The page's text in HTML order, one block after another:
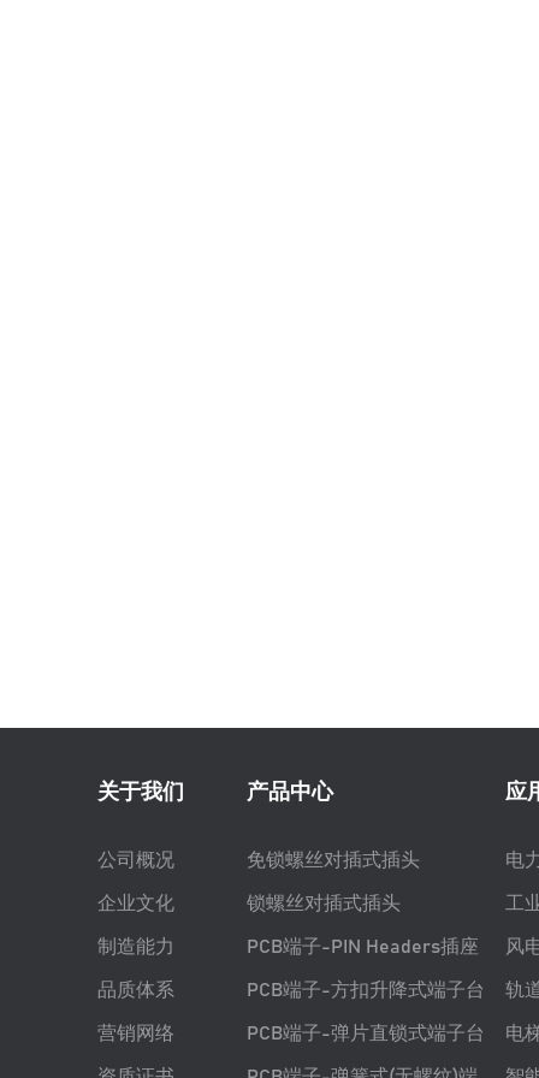
关于我们
公司概况
企业文化
制造能力
品质体系
营销网络
产品中心
免锁螺丝对插式插头
锁螺丝对插式插头
PCB端子-PIN Headers插座
PCB端子-方扣升降式端子台
PCB端子-弹片直锁式端子台
应
电
工
风
轨
电